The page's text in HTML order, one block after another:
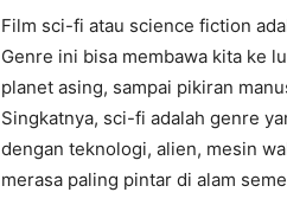
Film sci-fi atau science fiction
Genre ini bisa membawa kita ke
planet asing, sampai pikiran
Singkatnya, sci-fi adalah genre
dengan teknologi, alien, mesin
merasa paling pintar di alam